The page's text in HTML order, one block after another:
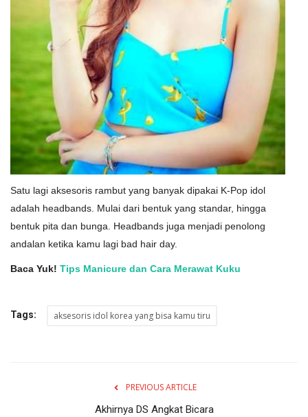
Satu lagi aksesoris rambut yang banyak dipakai K-Pop idol
adalah headbands. Mulai dari bentuk yang standar, hingga
bentuk pita dan bunga. Headbands juga menjadi penolong
andalan ketika kamu lagi bad hair day.
Baca Yuk! Tips Manicure dan Cara Merawat Kuku
Tags: aksesoris idol korea yang bisa kamu tiru
PREVIOUS ARTICLE
Akhirnya DS Angkat Bicara